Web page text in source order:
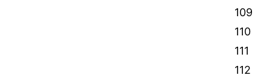
109
110
111
112